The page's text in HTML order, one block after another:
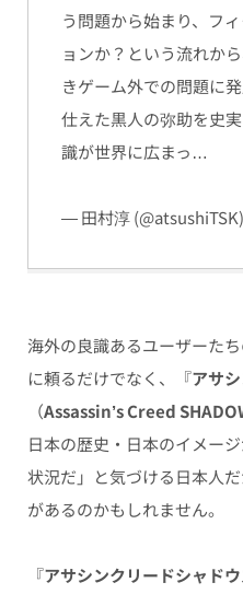
う問題から始まり、フ
ョンか？という流れか
きゲーム外での問題に
仕えた黒人の弥助を史
識が世界に広まっ…
— 田村淳 (@atsushiTSK)
海外の良識あるユーザーた
に頼るだけでなく、
『アサ
（Assassin’s Creed
日本の歴史・日本のイメー
状況だ」と気づける日本人
があるのかもしれません。
『アサシンクリードシャド